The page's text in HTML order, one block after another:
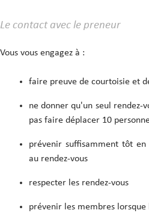
Le contact avec le preneur
Vous vous engagez à :
faire preuve de courtoisie et
ne donner qu'un seul rendez-
pas faire déplacer 10
prévenir suffisamment tôt
au rendez-vous
respecter les rendez-vous
prévenir les membres